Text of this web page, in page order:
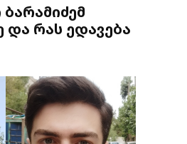
და რას ედავება